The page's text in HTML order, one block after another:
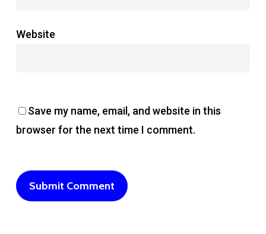
Website
Save my name, email, and website in this
browser for the next time I comment.